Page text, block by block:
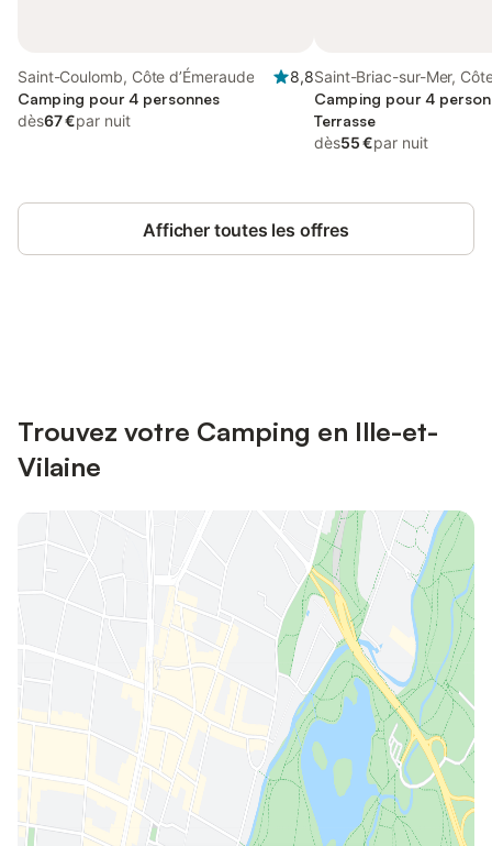
Saint-Coulomb, Côte d’Émeraude
8,8
Camping pour 4 personnes
dès67 €par nuit
Saint-Briac-sur-Mer,
d’Émeraude
Camping pour 4
Terrasse
dès55 €par nuit
Afficher toutes les offres
Trouvez votre Camping en Ille-et-
Vilaine